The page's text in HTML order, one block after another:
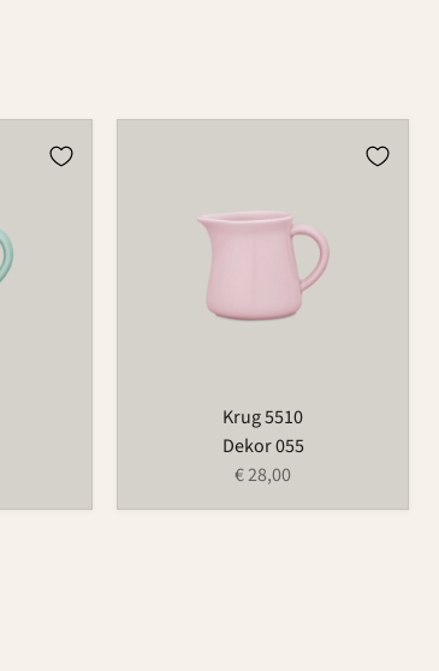
Krug 5510
Dekor 055
€ 28,00